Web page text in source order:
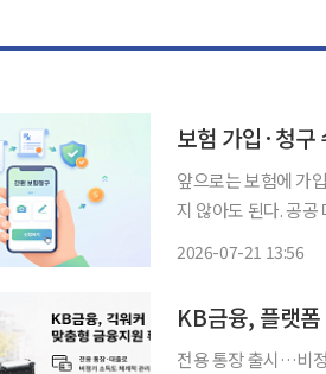
보험 가입·청
앞으로는 보험에 가
지 않아도 된다. 공
2026-07-21 13:56
KB금융, 플랫
전용 통장 출시…비